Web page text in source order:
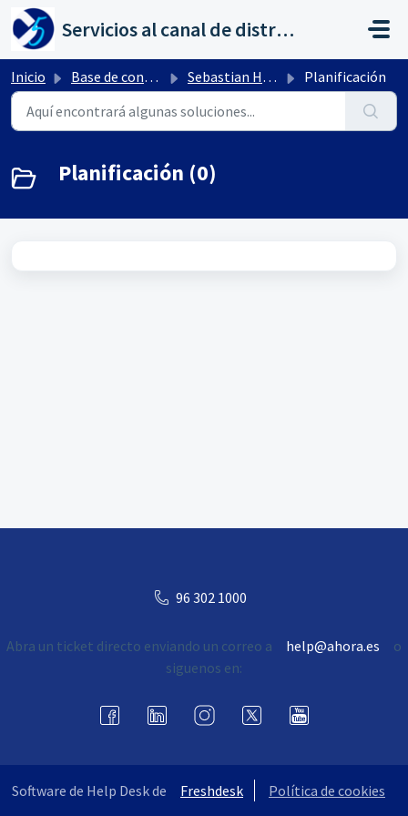
Saltar al contenido principal
Servicios al canal de distribución de AHORA
Inicio Base de conocimientos Sebastian HR by flexygo Planificación
Planificación (0)
96 302 1000
Abra un ticket directo enviando un correo a help@ahora.es
o
siguenos en:
Software de Help Desk de Freshdesk Política de cookies